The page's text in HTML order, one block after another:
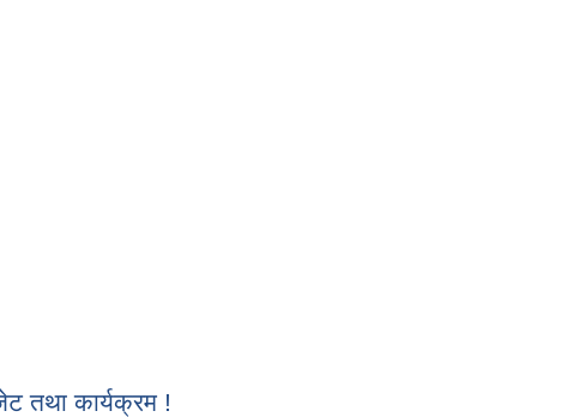
तथा कार्यक्रम !